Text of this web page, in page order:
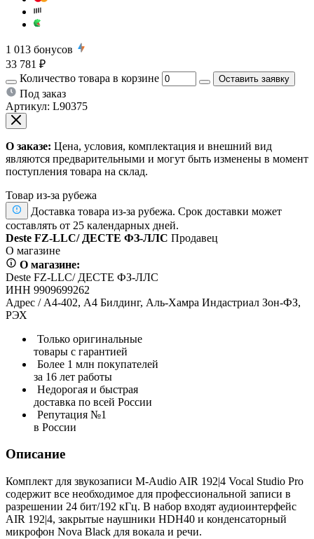
1 013 бонусов
33 781 ₽
Количество товара в корзине
Оставить заявку
Под заказ
Артикул: L90375
О заказе: Цена, условия, комплектация и внешний вид
являются предварительными и могут быть изменены в момент
поступления товара на склад.
Товар из-за рубежа
Доставка товара из-за рубежа. Срок доставки может
составлять от 25 календарных дней.
Deste FZ-LLC/ ДЕСТЕ ФЗ-ЛЛС Продавец
О магазине
О магазине:
Deste FZ-LLC/ ДЕСТЕ ФЗ-ЛЛС
ИНН 9909699262
Адрес / А4-402, А4 Билдинг, Аль-Хамра Индастриал Зон-ФЗ,
РЭХ
Только оригинальные
товары с гарантией
Более 1 млн покупателей
за 16 лет работы
Недорогая и быстрая
доставка по всей России
Репутация №1
в России
Описание
Комплект для звукозаписи M-Audio AIR 192|4 Vocal Studio Pro
содержит все необходимое для профессиональной записи в
разрешении 24 бит/192 кГц. В набор входят аудиоинтерфейс
AIR 192|4, закрытые наушники HDH40 и конденсаторный
микрофон Nova Black для вокала и речи.